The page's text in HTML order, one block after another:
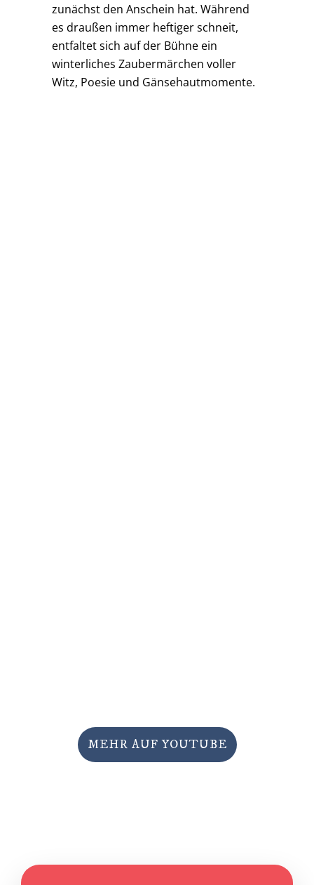
zunächst den Anschein hat. Während
es draußen immer heftiger schneit,
entfaltet sich auf der Bühne ein
winterliches Zaubermärchen voller
Witz, Poesie und Gänsehautmomente.
MEHR AUF YOUTUBE